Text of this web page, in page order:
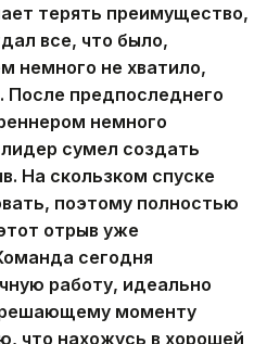
терять преимущество,
все, что было,
немного не хватило,
После предпоследнего
немного
сумел создать
На скользком спуске
поэтому полностью
отрыв уже
сегодня
работу, идеально
решающему моменту
что нахожусь в хорошей